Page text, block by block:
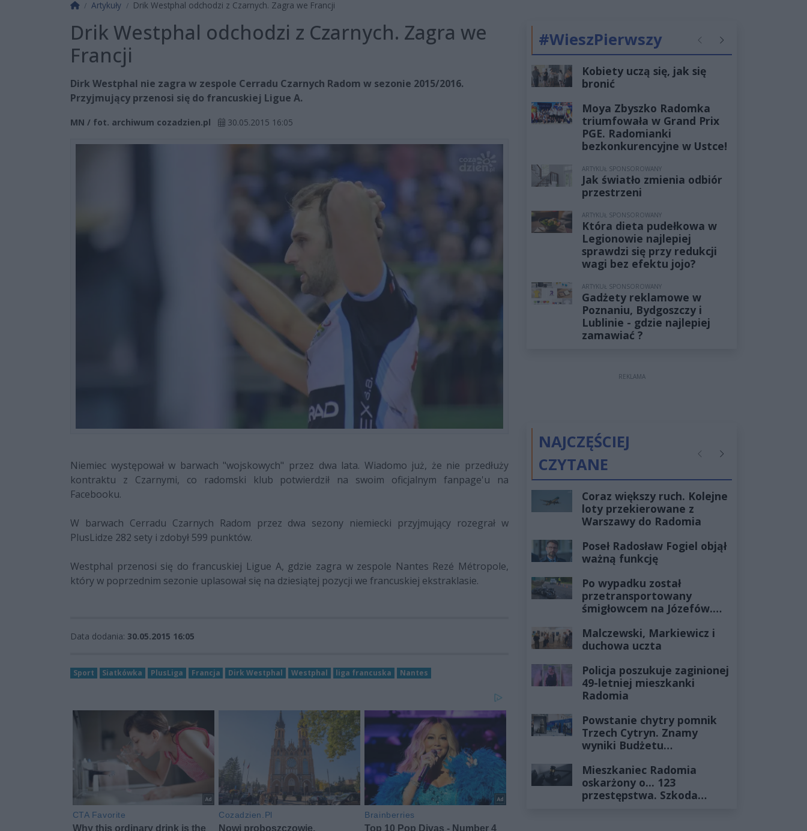
Strona główna
Artykuły Drik Westphal odchodzi z Czarnych. Zagra we Francji
Drik Westphal odchodzi z Czarnych. Zagra we
Francji
Dirk Westphal nie zagra w zespole Cerradu Czarnych Radom w sezonie 2015/2016.
Przyjmujący przenosi się do francuskiej Ligue A.
MN / fot. archiwum cozadzien.pl 30.05.2015 16:05
Niemiec występował w barwach "wojskowych" przez dwa lata. Wiadomo już, że nie przedłuży
kontraktu z Czarnymi, co radomski klub potwierdził na swoim oficjalnym fanpage'u na
Facebooku.
W barwach Cerradu Czarnych Radom przez dwa sezony niemiecki przyjmujący rozegrał w
PlusLidze 282 sety i zdobył 599 punktów.
Westphal przenosi się do francuskiej Ligue A, gdzie zagra w zespole Nantes Rezé Métropole,
który w poprzednim sezonie uplasował się na dziesiątej pozycji we francuskiej ekstraklasie.
Data dodania: 30.05.2015 16:05
Sport Siatkówka PlusLiga Francja Dirk Westphal Westphal liga francuska Nantes
#WieszPierwszy PoprzednieNastępne
Kobiety uczą się, jak się
bronić
Moya Zbyszko Radomka
triumfowała w Grand Prix
PGE. Radomianki
bezkonkurencyjne w Ustce!
ARTYKUŁ SPONSOROWANY
Jak światło zmienia odbiór
przestrzeni
ARTYKUŁ SPONSOROWANY
Która dieta pudełkowa w
Legionowie najlepiej
sprawdzi się przy redukcji
wagi bez efektu jojo?
ARTYKUŁ SPONSOROWANY
Gadżety reklamowe w
Poznaniu, Bydgoszczy i
Lublinie - gdzie najlepiej
zamawiać ?
REKLAMA
NAJCZĘŚCIEJ
CZYTANE
PoprzednieNastępne
Coraz większy ruch. Kolejne
loty przekierowane z
Warszawy do Radomia
Poseł Radosław Fogiel objął
ważną funkcję
Po wypadku został
przetransportowany
śmigłowcem na Józefów.
żyłach
Malczewski, Markiewicz i
duchowa uczta
Policja poszukuje zaginionej
49-letniej mieszkanki
Radomia
Powstanie chytry pomnik
Trzech Cytryn. Znamy
wyniki Budżetu
Mieszkaniec Radomia
oskarżony o... 123
przestępstwa. Szkoda